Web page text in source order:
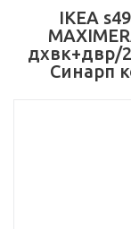
IKEA
дхвк+двр/
Синарп